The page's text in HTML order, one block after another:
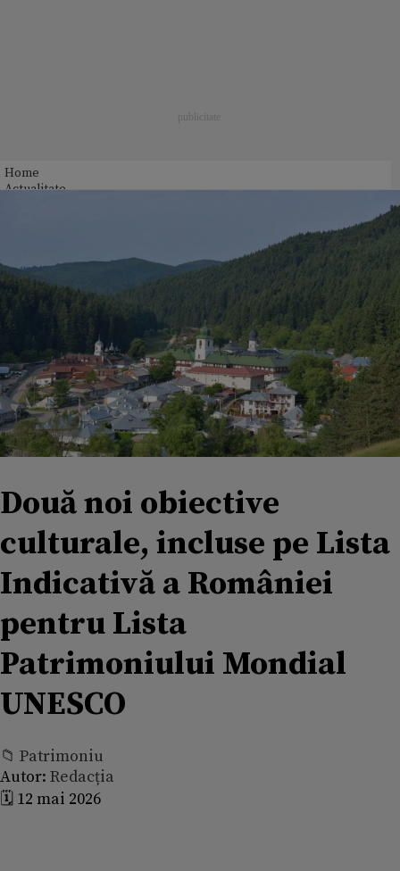
Home
Actualitate
Două noi obiective
culturale, incluse pe Lista
Indicativă a României
pentru Lista
Patrimoniului Mondial
UNESCO
📁 Patrimoniu
Autor: Redacția
🗓️ 12 mai 2026